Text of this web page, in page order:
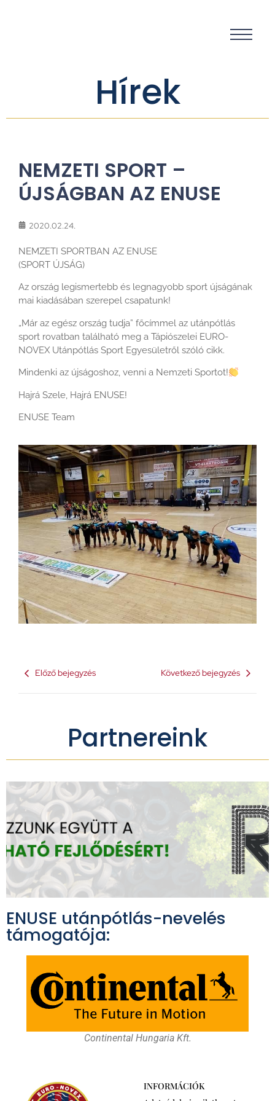
Hírek
NEMZETI SPORT –
ÚJSÁGBAN AZ ENUSE
2020.02.24.
NEMZETI SPORTBAN AZ ENUSE
(SPORT ÚJSÁG)
Az ország legismertebb és legnagyobb sport újságának
mai kiadásában szerepel csapatunk!
„Már az egész ország tudja” főcímmel az utánpótlás
sport rovatban található meg a Tápiószelei EURO-
NOVEX Utánpótlás Sport Egyesületről szóló cikk.
Mindenki az újságoshoz, venni a Nemzeti Sportot!
Hajrá Szele, Hajrá ENUSE!
ENUSE Team
Előző bejegyzés Következő bejegyzés
Partnereink
ENUSE utánpótlás-nevelés
támogatója:
Continental Hungaria Kft.
INFORMÁCIÓK